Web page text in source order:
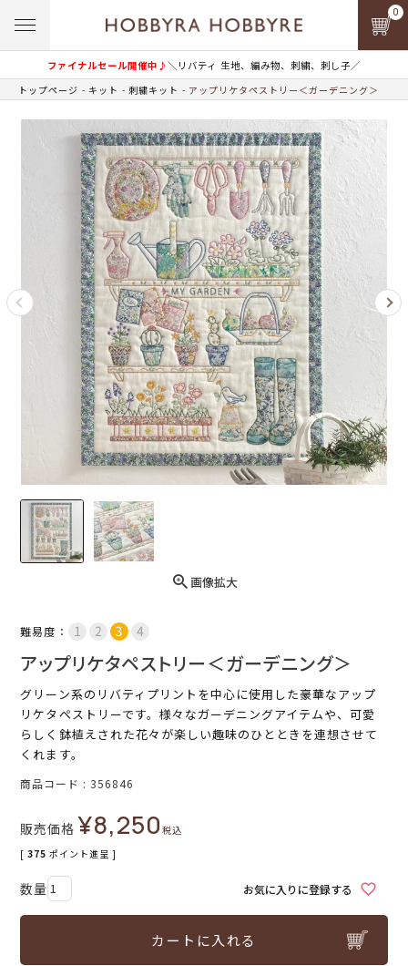
ファイナルセール開催中♪＼リバティ 生地、編み物、刺繍、刺し子／
0
トップページ キット 刺繍キット アップリケタペストリー＜ガーデニング＞
画像拡大
難易度：
アップリケタペストリー＜ガーデニング＞
グリーン系のリバティプリントを中心に使用した豪華なアップ
リケタペストリーです。様々なガーデニングアイテムや、可愛
らしく鉢植えされた花々が楽しい趣味のひとときを連想させて
くれます。
商品コード 356846
販売価格 ¥8,250税込
[ 375 ポイント進呈 ]
お気に入りに登録する
カートに入れる